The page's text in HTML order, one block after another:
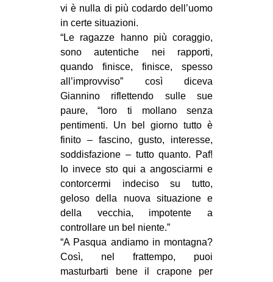
vi è nulla di più codardo dell’uomo
in certe situazioni.
“Le ragazze hanno più coraggio,
sono autentiche nei rapporti,
quando finisce, finisce, spesso
all’improvviso” così diceva
Giannino riflettendo sulle sue
paure, “loro ti mollano senza
pentimenti. Un bel giorno tutto è
finito – fascino, gusto, interesse,
soddisfazione – tutto quanto. Paf!
Io invece sto qui a angosciarmi e
contorcermi indeciso su tutto,
geloso della nuova situazione e
della vecchia, impotente a
controllare un bel niente.”
“A Pasqua andiamo in montagna?
Così, nel frattempo, puoi
masturbarti bene il crapone per